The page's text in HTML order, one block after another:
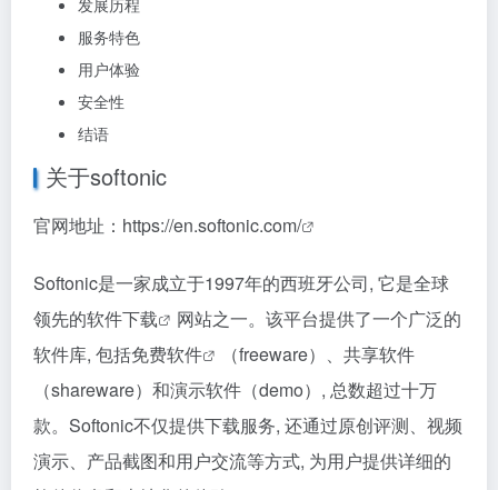
发展历程
服务特色
用户体验
安全性
结语
关于softonic
官网地址： https://en.softonic.com/
Softonic是一家成立于1997年的西班牙公司, 它是全球
领先的软件下载
网站之一。该平台提供了一个广泛的
软件库, 包括免费软件
（freeware）、共享软件
（shareware）和演示软件（demo）, 总数超过十万
款。Softonic不仅提供下载服务, 还通过原创评测、视频
演示、产品截图和用户交流等方式, 为用户提供详细的